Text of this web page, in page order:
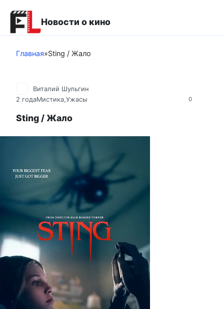
контенту
Новости о кино
Главная»Sting / Жало
0
Виталий Шульгин
2 годаМистика,Ужасы
Sting / Жало